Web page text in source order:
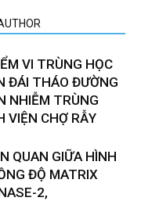
VI TRÙNG HỌC
ĐÁI THÁO ĐƯỜNG
NHIỄM TRÙNG
VIỆN CHỢ RẪY
QUAN GIỮA HÌNH
ĐỘ MATRIX
2,